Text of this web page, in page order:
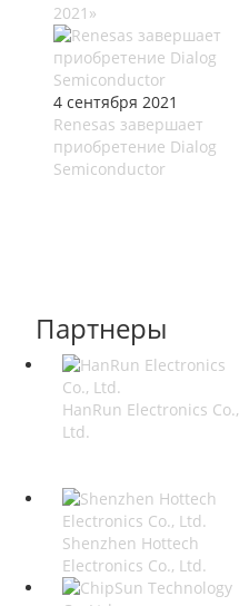
2021»
4 сентября 2021
Renesas завершает
приобретение Dialog
Semiconductor
Партнеры
HanRun Electronics Co.,
Ltd.
Shenzhen Hottech
Electronics Co., Ltd.